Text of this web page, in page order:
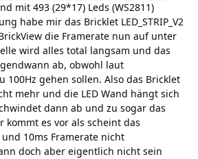
mit 493 (29*17) Leds (WS2811)
habe mir das Bricklet LED_STRIP_V2
die Framerate nun auf unter
wird alles total langsam und das
ab, obwohl laut
100Hz gehen sollen. Also das Bricklet
mehr und die LED Wand hängt sich
dann ab und zu sogar das
kommt es vor als scheint das
und 10ms Framerate nicht
doch aber eigentlich nicht sein